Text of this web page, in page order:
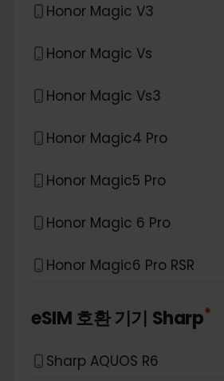
Honor Magic V3
Honor Magic Vs
Honor Magic Vs3
Honor Magic4 Pro
Honor Magic5 Pro
Honor Magic 6 Pro
Honor Magic6 Pro RSR
eSIM 호환 기기 Sharp*
Sharp AQUOS R6